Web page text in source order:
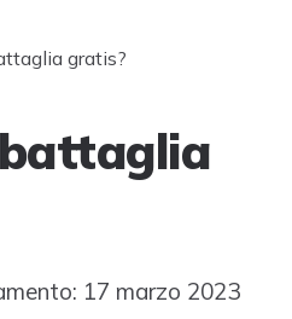
gratis?
17 marzo 2023